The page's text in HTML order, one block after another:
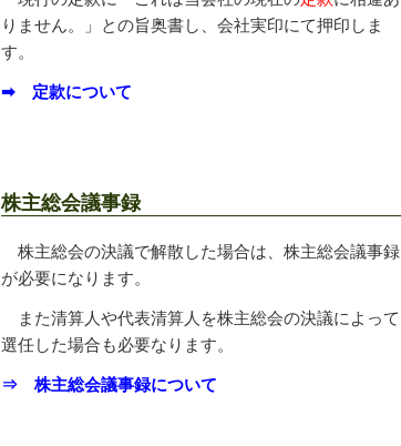
りません。」との旨奥書し、会社実印にて押印しま
す。
➡ 定款について
株主総会議事録
株主総会の決議で解散した場合は、株主総会議事録
が必要になります。
また清算人や代表清算人を株主総会の決議によって
選任した場合も必要なります。
⇒ 株主総会議事録について